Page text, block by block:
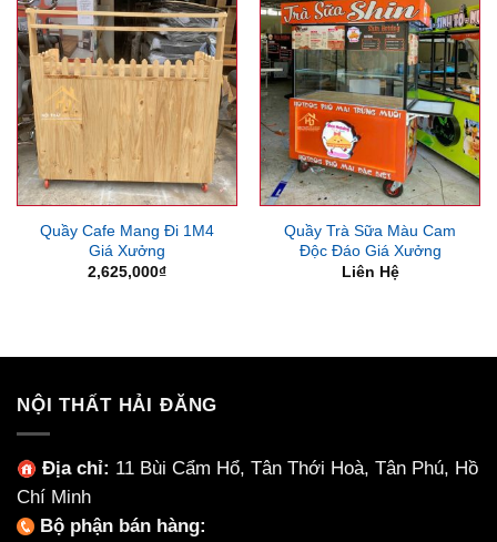
Quầy Cafe Mang Đi 1M4
Giá Xưởng
2,625,000₫
Quầy Trà Sữa Màu Cam
Độc Đáo Giá Xưởng
Liên Hệ
NỘI THẤT HẢI ĐĂNG
Địa chỉ: 11 Bùi Cẩm Hổ, Tân Thới Hoà, Tân Phú, Hồ
Chí Minh
Bộ phận bán hàng: